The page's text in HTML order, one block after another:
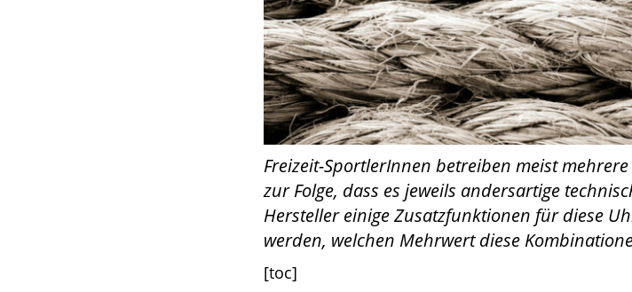
Freizeit-SportlerInnen betreiben meist
zur Folge, dass es jeweils andersartige
Hersteller einige Zusatzfunktionen für diese
werden, welchen Mehrwert diese
[toc]